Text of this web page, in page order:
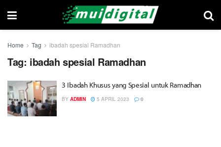
Home Tag ibadah spesial Ramadhan
Tag: ibadah spesial Ramadhan
3 Ibadah Khusus yang Spesial untuk Ramadhan
BY ADMIN 5 APRIL 2023 0